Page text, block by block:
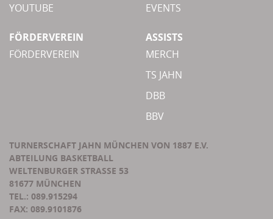
YOUTUBE
EVENTS
FÖRDERVEREIN
FÖRDERVEREIN
ASSISTS
MERCH
TS JAHN
DBB
BBV
TURNERSCHAFT JAHN MÜNCHEN VON 1887 E.V.
ABTEILUNG BASKETBALL
WELTENBURGER STRASSE 53
81677 MÜNCHEN
TEL.: 089.915294
FAX: 089.9101876